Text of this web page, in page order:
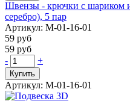
Швензы - крючки с шариком
серебро), 5 пар
Артикул: М-01-16-01
59 руб
59 руб
-
+
Купить
Артикул: М-01-16-01